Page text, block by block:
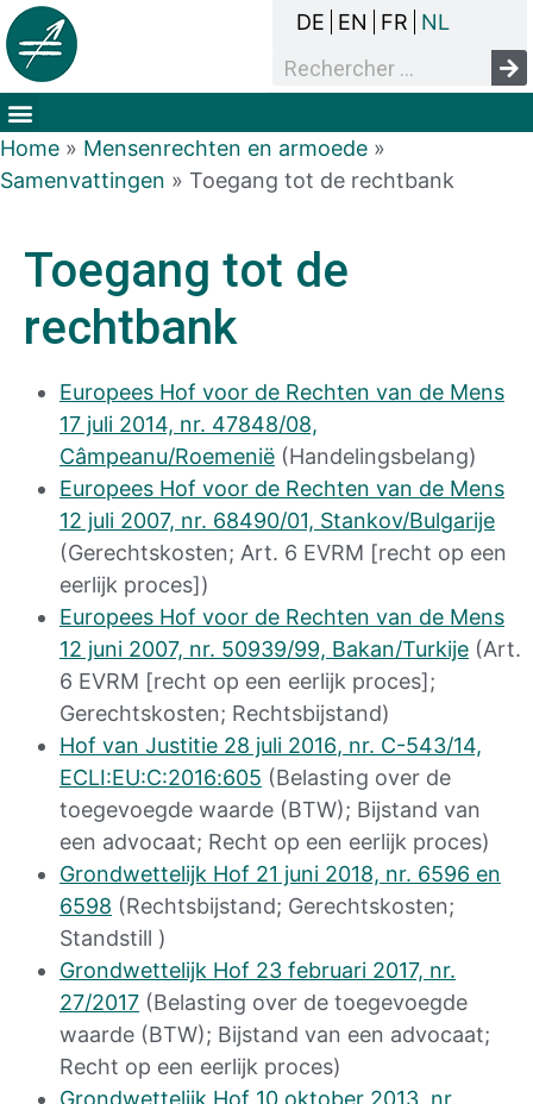
DE EN FR NL
Home » Mensenrechten en armoede »
Samenvattingen » Toegang tot de rechtbank
Toegang tot de
rechtbank
Europees Hof voor de Rechten van de Mens
17 juli 2014, nr. 47848/08,
Câmpeanu/Roemenië (Handelingsbelang)
Europees Hof voor de Rechten van de Mens
12 juli 2007, nr. 68490/01, Stankov/Bulgarije
(Gerechtskosten; Art. 6 EVRM [recht op een
eerlijk proces])
Europees Hof voor de Rechten van de Mens
12 juni 2007, nr. 50939/99, Bakan/Turkije (Art.
6 EVRM [recht op een eerlijk proces];
Gerechtskosten; Rechtsbijstand)
Hof van Justitie 28 juli 2016, nr. C-543/14,
ECLI:EU:C:2016:605 (Belasting over de
toegevoegde waarde (BTW); Bijstand van
een advocaat; Recht op een eerlijk proces)
Grondwettelijk Hof 21 juni 2018, nr. 6596 en
6598 (Rechtsbijstand; Gerechtskosten;
Standstill )
Grondwettelijk Hof 23 februari 2017, nr.
27/2017 (Belasting over de toegevoegde
waarde (BTW); Bijstand van een advocaat;
Recht op een eerlijk proces)